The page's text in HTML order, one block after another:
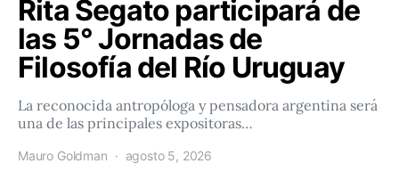
Rita Segato participará de
las 5° Jornadas de
Filosofía del Río Uruguay
La reconocida antropóloga y pensadora argentina será
una de las principales expositoras…
Mauro Goldman agosto 5, 2026